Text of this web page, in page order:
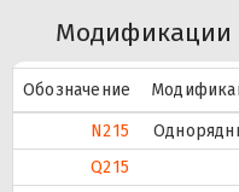
Модификации
Обозначение
N215
Q215